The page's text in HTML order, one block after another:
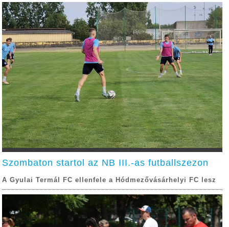
Szombaton startol az NB III.-as futballszezon
A Gyulai Termál FC ellenfele a Hódmezővásárhelyi FC lesz